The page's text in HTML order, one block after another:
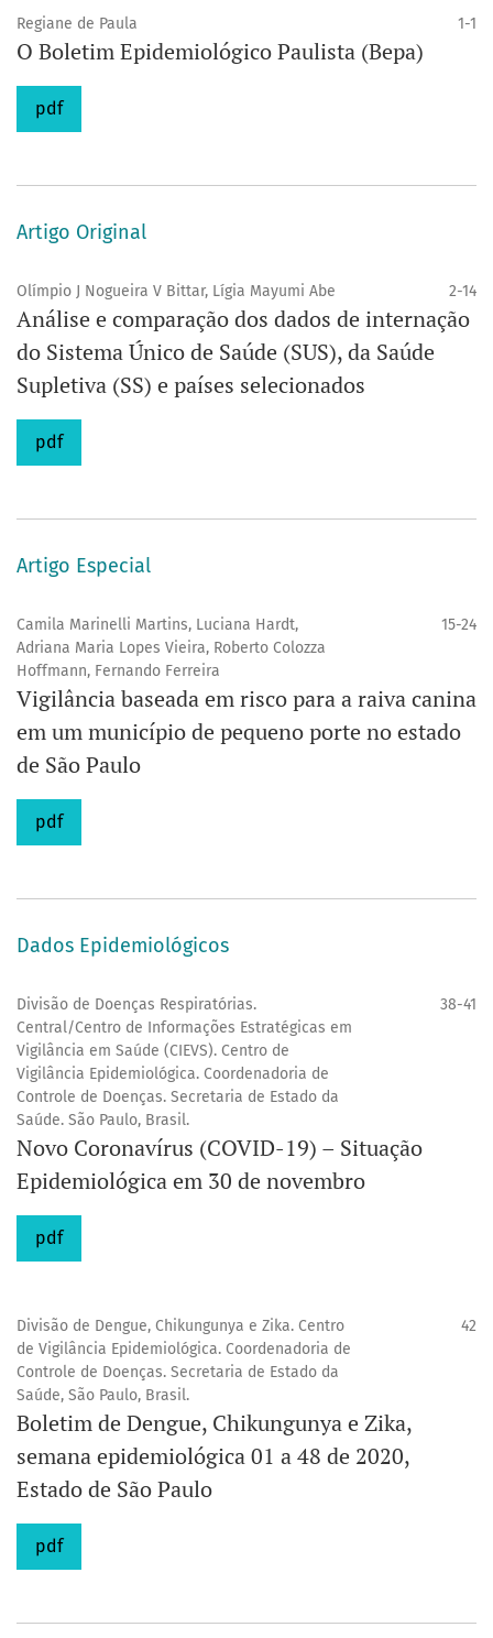
Regiane de Paula 1-1
O Boletim Epidemiológico Paulista (Bepa)
pdf
Artigo Original
Olímpio J Nogueira V Bittar, Lígia Mayumi Abe 2-14
Análise e comparação dos dados de internação
do Sistema Único de Saúde (SUS), da Saúde
Supletiva (SS) e países selecionados
pdf
Artigo Especial
Camila Marinelli Martins, Luciana Hardt,
Adriana Maria Lopes Vieira, Roberto Colozza
Hoffmann, Fernando Ferreira
15-24
Vigilância baseada em risco para a raiva canina
em um município de pequeno porte no estado
de São Paulo
pdf
Dados Epidemiológicos
Divisão de Doenças Respiratórias.
Central/Centro de Informações Estratégicas em
Vigilância em Saúde (CIEVS). Centro de
Vigilância Epidemiológica. Coordenadoria de
Controle de Doenças. Secretaria de Estado da
Saúde. São Paulo, Brasil.
38-41
Novo Coronavírus (COVID-19) – Situação
Epidemiológica em 30 de novembro
pdf
Divisão de Dengue, Chikungunya e Zika. Centro
de Vigilância Epidemiológica. Coordenadoria de
Controle de Doenças. Secretaria de Estado da
Saúde, São Paulo, Brasil.
42
Boletim de Dengue, Chikungunya e Zika,
semana epidemiológica 01 a 48 de 2020,
Estado de São Paulo
pdf